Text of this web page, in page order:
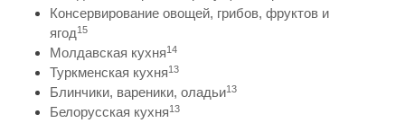
Консервирование овощей, грибов, фруктов и
ягод15
Молдавская кухня14
Туркменская кухня13
Блинчики, вареники, оладьи13
Белорусская кухня13